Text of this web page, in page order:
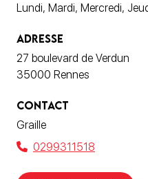
Lundi, Mardi, Mercredi,
ADRESSE
27 boulevard de Verdun
35000 Rennes
CONTACT
Graille
0299311518